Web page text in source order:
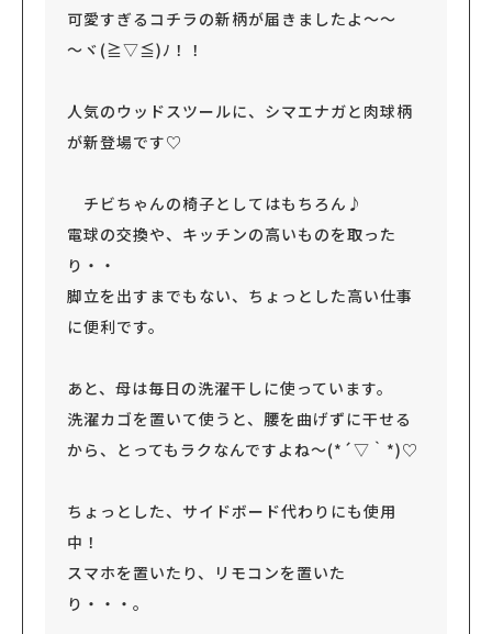
可愛すぎるコチラの新柄が届きましたよ～～
～ヾ(≧▽≦)ﾉ！！
人気のウッドスツールに、シマエナガと肉球柄
が新登場です♡
チビちゃんの椅子としてはもちろん♪
電球の交換や、キッチンの高いものを取った
り・・
脚立を出すまでもない、ちょっとした高い仕事
に便利です。
あと、母は毎日の洗濯干しに使っています。
洗濯カゴを置いて使うと、腰を曲げずに干せる
から、とってもラクなんですよね～(*´▽｀*)♡
ちょっとした、サイドボード代わりにも使用
中！
スマホを置いたり、リモコンを置いた
り・・・。